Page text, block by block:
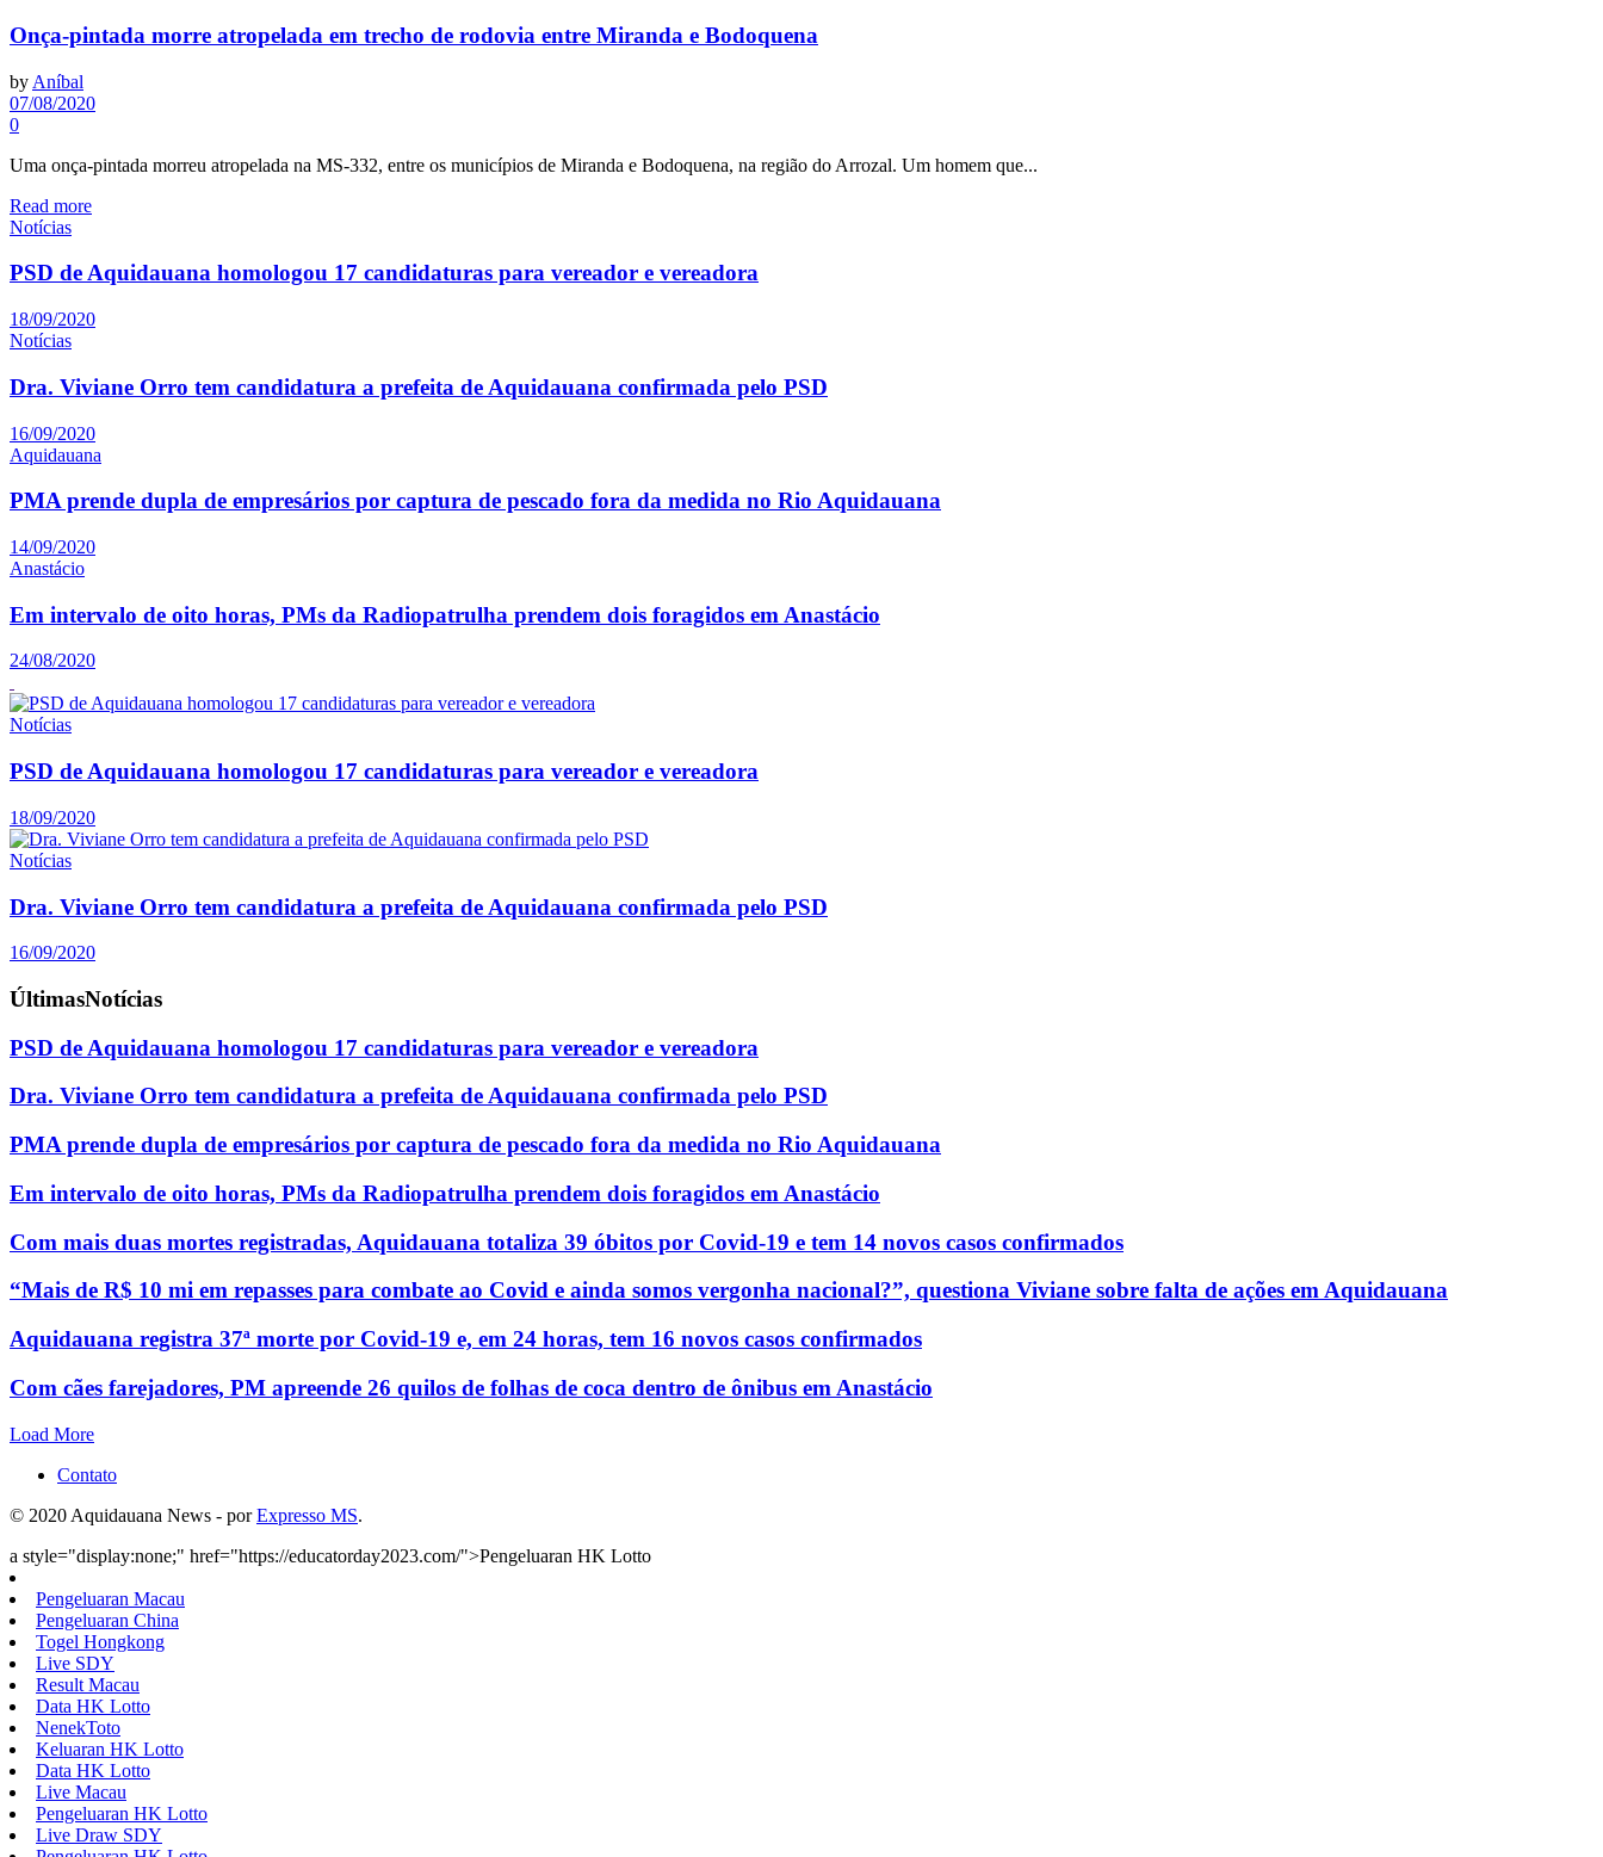
Onça-pintada morre atropelada em trecho de rodovia entre Miranda e Bodoquena
by Aníbal
07/08/2020
0
Uma onça-pintada morreu atropelada na MS-332, entre os municípios de Miranda e Bodoquena, na região do Arrozal. Um homem que...
Read more
Notícias
PSD de Aquidauana homologou 17 candidaturas para vereador e vereadora
18/09/2020
Notícias
Dra. Viviane Orro tem candidatura a prefeita de Aquidauana confirmada pelo PSD
16/09/2020
Aquidauana
PMA prende dupla de empresários por captura de pescado fora da medida no Rio Aquidauana
14/09/2020
Anastácio
Em intervalo de oito horas, PMs da Radiopatrulha prendem dois foragidos em Anastácio
24/08/2020
Notícias
PSD de Aquidauana homologou 17 candidaturas para vereador e vereadora
18/09/2020
Notícias
Dra. Viviane Orro tem candidatura a prefeita de Aquidauana confirmada pelo PSD
16/09/2020
ÚltimasNotícias
PSD de Aquidauana homologou 17 candidaturas para vereador e vereadora
Dra. Viviane Orro tem candidatura a prefeita de Aquidauana confirmada pelo PSD
PMA prende dupla de empresários por captura de pescado fora da medida no Rio Aquidauana
Em intervalo de oito horas, PMs da Radiopatrulha prendem dois foragidos em Anastácio
Com mais duas mortes registradas, Aquidauana totaliza 39 óbitos por Covid-19 e tem 14 novos casos confirmados
“Mais de R$ 10 mi em repasses para combate ao Covid e ainda somos vergonha nacional?”, questiona Viviane sobre falta de ações em Aquidauana
Aquidauana registra 37ª morte por Covid-19 e, em 24 horas, tem 16 novos casos confirmados
Com cães farejadores, PM apreende 26 quilos de folhas de coca dentro de ônibus em Anastácio
Load More
Contato
© 2020 Aquidauana News - porExpresso MS.
a style="display:none;" href="https://educatorday2023.com/">Pengeluaran HK Lotto
Pengeluaran Macau
Pengeluaran China
Togel Hongkong
Live SDY
Result Macau
Data HK Lotto
NenekToto
Keluaran HK Lotto
Data HK Lotto
Live Macau
Pengeluaran HK Lotto
Live Draw SDY